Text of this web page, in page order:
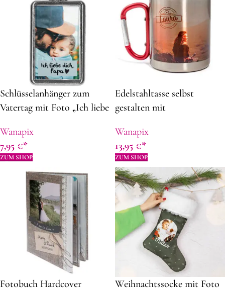
Schlüsselanhänger zum
Vatertag mit Foto „Ich liebe
x 2,8 cm | Rechteckiger |
Geschenkidee zum Vatertag
Wanapix
7,95 €
ZUM SHOP
Edelstahltasse selbst
gestalten mit
Wanapix
13,95 €
ZUM SHOP
Fotobuch Hardcover
Weihnachtssocke mit Foto